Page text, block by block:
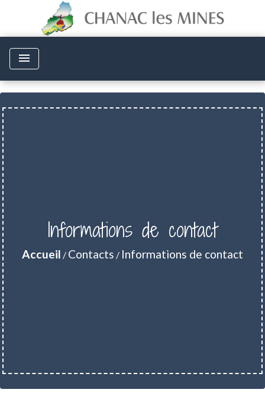
menu
Informations de contact
Accueil / Contacts / Informations de contact